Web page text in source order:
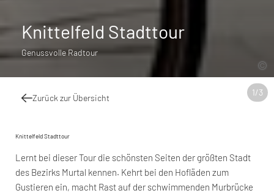
1/3
Knittelfeld Stadttour
Genussvolle Radtour
Zurück zur Übersicht
Knittelfeld Stadttour
Lernt bei dieser Tour die schönsten Seiten der größten Stadt
des Bezirks Murtal kennen. Kehrt bei den Hofläden zum
Gustieren ein, macht Rast auf der schwimmenden Murbrücke